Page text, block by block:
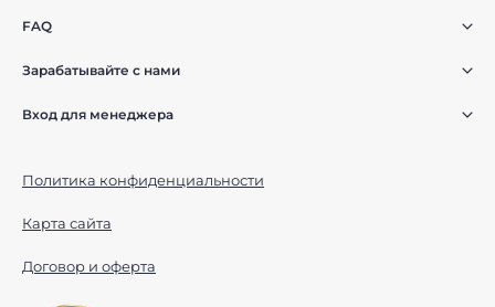
FAQ
Зарабатывайте с нами
Вход для менеджера
Политика конфиденциальности
Карта сайта
Договор и оферта